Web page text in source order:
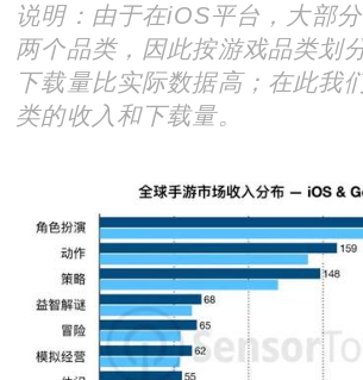
说明： 由于在iOS平台，大部
两个品类，因此按游戏品类划
下载量比实际数据高； 在此我
类的收入和下载量。